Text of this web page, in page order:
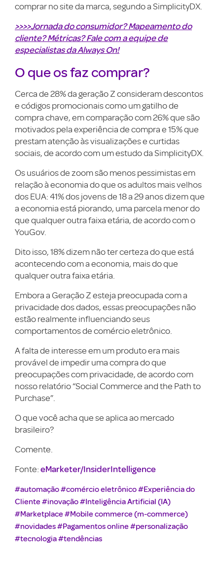
comprar no site da marca, segundo a SimplicityDX.
>>>>Jornada do consumidor? Mapeamento do
cliente? Métricas? Fale com a equipe de
especialistas da Always On!
O que os faz comprar?
Cerca de 28% da geração Z consideram descontos
e códigos promocionais como um gatilho de
compra chave, em comparação com 26% que são
motivados pela experiência de compra e 15% que
prestam atenção às visualizações e curtidas
sociais, de acordo com um estudo da SimplicityDX.
Os usuários de zoom são menos pessimistas em
relação à economia do que os adultos mais velhos
dos EUA: 41% dos jovens de 18 a 29 anos dizem que
a economia está piorando, uma parcela menor do
que qualquer outra faixa etária, de acordo com o
YouGov.
Dito isso, 18% dizem não ter certeza do que está
acontecendo com a economia, mais do que
qualquer outra faixa etária.
Embora a Geração Z esteja preocupada com a
privacidade dos dados, essas preocupações não
estão realmente influenciando seus
comportamentos de comércio eletrônico.
A falta de interesse em um produto era mais
provável de impedir uma compra do que
preocupações com privacidade, de acordo com
nosso relatório “Social Commerce and the Path to
Purchase”.
O que você acha que se aplica ao mercado
brasileiro?
Comente.
Fonte: eMarketer/InsiderIntelligence
#automação#comércio eletrônico#Experiência do
Cliente#inovação#Inteligência Artificial (IA)
#Marketplace#Mobile commerce (m-commerce)
#novidades#Pagamentos online#personalização
#tecnologia#tendências